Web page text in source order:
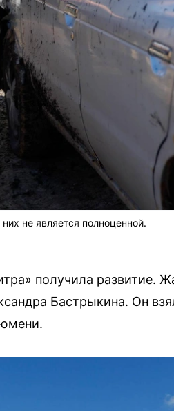
не является полноценной.
получила развитие.
Бастрыкина. Он